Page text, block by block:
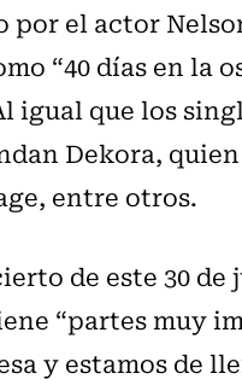
por el actor
“40 días en la
igual que los
Dekora,
entre otros.
de este 30
“partes muy
y estamos de